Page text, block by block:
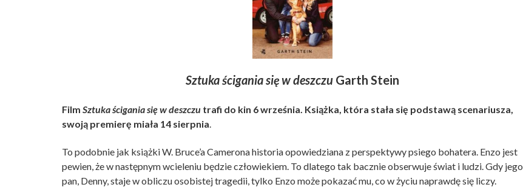
Sztuka ścigania się w deszczu Garth Stein
Film Sztuka ścigania się w deszczu trafi do kin 6 września. Książka, która stała się podstawą scenariusza,
swoją premierę miała 14 sierpnia
To podobnie jak książki W. Bruce’a Camerona historia opowiedziana z perspektywy psiego bohatera. Enzo jest
pewien, że w następnym wcieleniu będzie człowiekiem. To dlatego tak bacznie obserwuje świat i ludzi. Gdy jego
pan, Denny, staje w obliczu osobistej tragedii, tylko Enzo może pokazać mu, co w życiu naprawdę się liczy.